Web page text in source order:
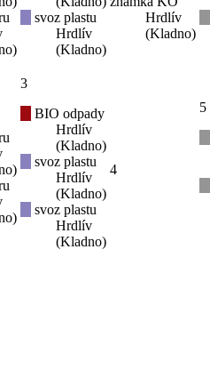
svoz plastu
Hrdlív
(Kladno)
Hrdlív
(Kladno)
3
BIO odpady
Hrdlív
(Kladno)
svoz plastu
Hrdlív
(Kladno)
svoz plastu
Hrdlív
(Kladno)
4
5